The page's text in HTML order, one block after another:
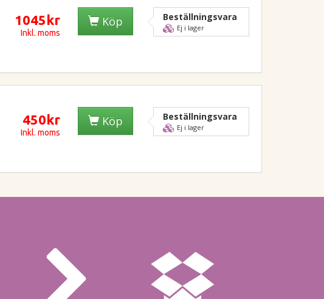
1045kr
Inkl. moms
Köp Beställningsvara
Ej i lager
450kr
Inkl. moms
Köp Beställningsvara
Ej i lager